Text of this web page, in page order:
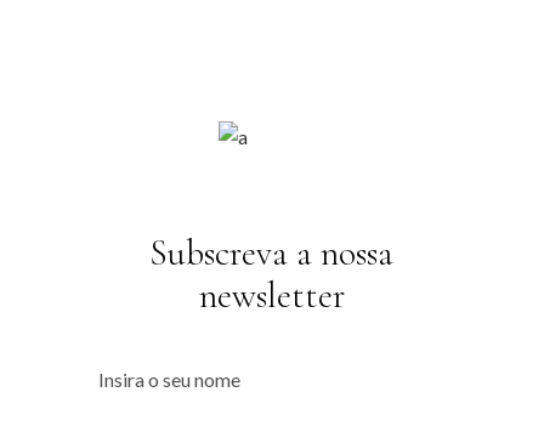
Subscreva a nossa
newsletter